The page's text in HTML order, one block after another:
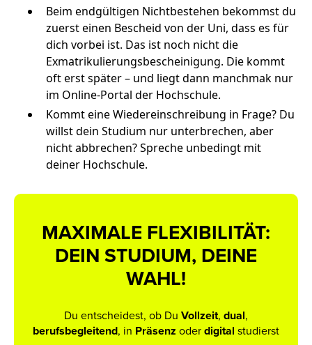
Beim endgültigen Nichtbestehen bekommst du
zuerst einen Bescheid von der Uni, dass es für
dich vorbei ist. Das ist noch nicht die
Exmatrikulierungsbescheinigung. Die kommt
oft erst später – und liegt dann manchmak nur
im Online-Portal der Hochschule.
Kommt eine Wiedereinschreibung in Frage? Du
willst dein Studium nur unterbrechen, aber
nicht abbrechen? Spreche unbedingt mit
deiner Hochschule.
MAXIMALE FLEXIBILITÄT:
DEIN STUDIUM, DEINE
WAHL!
Du entscheidest, ob Du Vollzeit, dual,
berufsbegleitend, in Präsenz oder digital studierst